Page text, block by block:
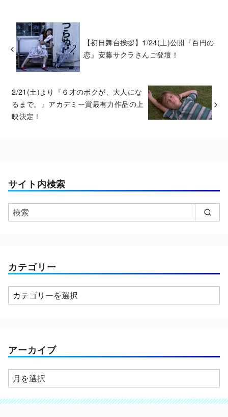
【初日舞台挨拶】1/24(土)公開『百円の
恋』安藤サクラさんご登壇！
2/21(土)より『６才のボクが、大人にな
るまで。』アカデミー賞最有力作品の上
映決定！
サイト内検索
カテゴリー
カ
テ
ー
アーカイブ
ア
ー
カ